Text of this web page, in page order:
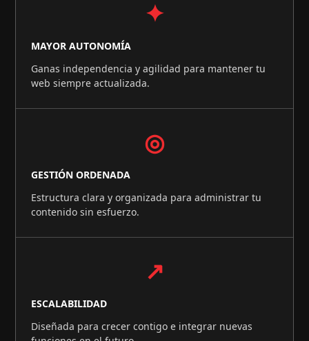
✦
MAYOR AUTONOMÍA
Ganas independencia y agilidad para mantener tu
web siempre actualizada.
◎
GESTIÓN ORDENADA
Estructura clara y organizada para administrar tu
contenido sin esfuerzo.
↗
ESCALABILIDAD
Diseñada para crecer contigo e integrar nuevas